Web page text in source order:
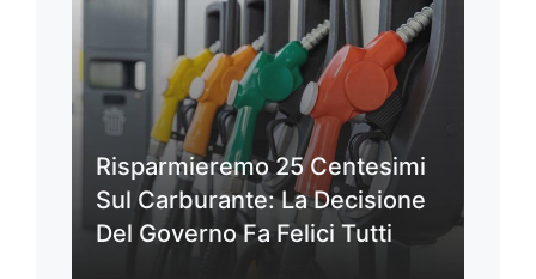
Risparmieremo 25 Centesimi
Sul Carburante: La Decisione
Del Governo Fa Felici Tutti